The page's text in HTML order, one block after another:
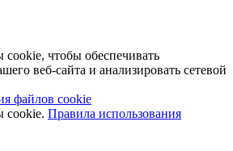
чтобы обеспечивать
веб-сайта и анализировать сетевой
файлов cookie
cookie. Правила использования